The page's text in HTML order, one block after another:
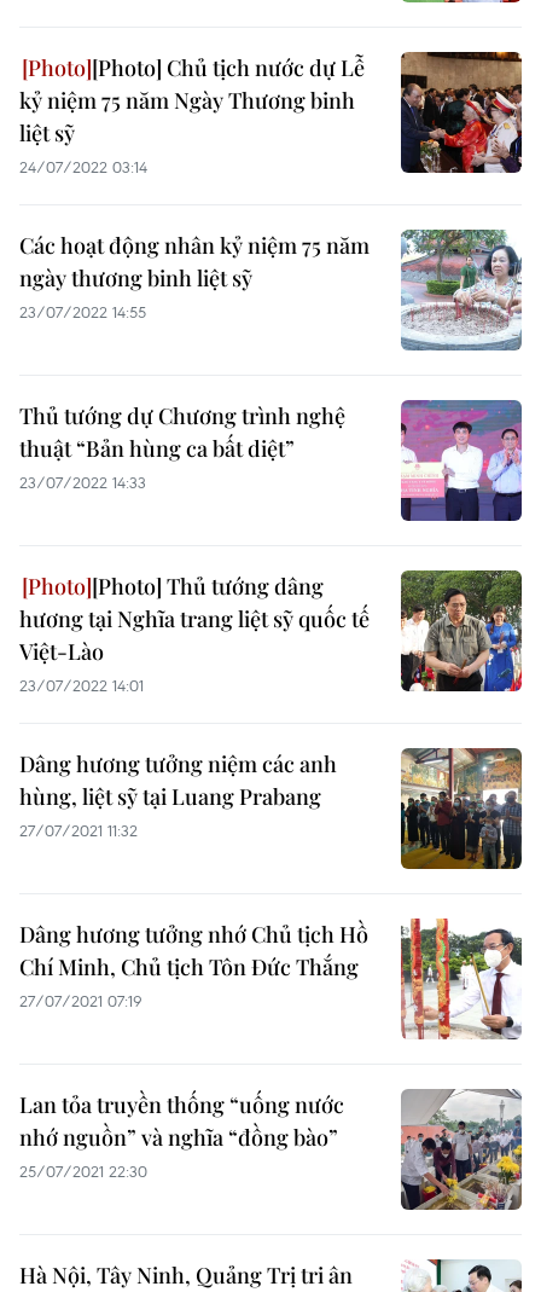
[Photo] Chủ tịch nước dự Lễ
kỷ niệm 75 năm Ngày Thương binh
liệt sỹ
24/07/2022 03:14
Các hoạt động nhân kỷ niệm 75 năm
ngày thương binh liệt sỹ
23/07/2022 14:55
Thủ tướng dự Chương trình nghệ
thuật “Bản hùng ca bất diệt”
23/07/2022 14:33
[Photo] Thủ tướng dâng
hương tại Nghĩa trang liệt sỹ quốc tế
Việt-Lào
23/07/2022 14:01
Dâng hương tưởng niệm các anh
hùng, liệt sỹ tại Luang Prabang
27/07/2021 11:32
Dâng hương tưởng nhớ Chủ tịch Hồ
Chí Minh, Chủ tịch Tôn Đức Thắng
27/07/2021 07:19
Lan tỏa truyền thống “uống nước
nhớ nguồn” và nghĩa “đồng bào”
25/07/2021 22:30
Hà Nội, Tây Ninh, Quảng Trị tri ân